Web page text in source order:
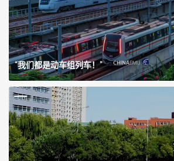
“我们都是动车组列车！”